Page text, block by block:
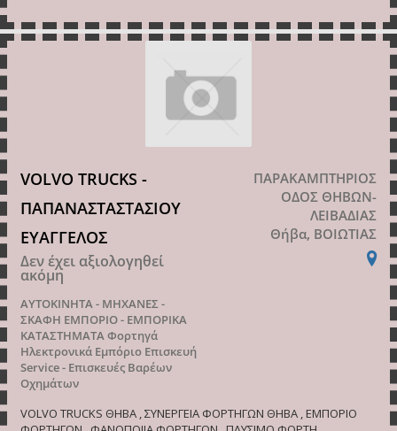
VOLVO TRUCKS -
ΠΑΠΑΝΑΣΤΑΣΤΑΣΙΟΥ
ΕΥΑΓΓΕΛΟΣ
Δεν έχει αξιολογηθεί
ακόμη
ΑΥΤΟΚΙΝΗΤΑ - ΜΗΧΑΝΕΣ -
ΣΚΑΦΗ ΕΜΠΟΡΙΟ - ΕΜΠΟΡΙΚΑ
ΚΑΤΑΣΤΗΜΑΤΑΦορτηγά
Ηλεκτρονικά Εμπόριο Επισκευή
Service - Επισκευές Βαρέων
Οχημάτων
ΠΑΡΑΚΑΜΠΤΗΡΙΟΣ
ΟΔΟΣ ΘΗΒΩΝ-
ΛΕΙΒΑΔΙΑΣ
Θήβα, ΒΟΙΩΤΙΑΣ
VOLVO TRUCKS ΘΗΒΑ , ΣΥΝΕΡΓΕΙΑ ΦΟΡΤΗΓΩΝ ΘΗΒΑ , ΕΜΠΟΡΙΟ